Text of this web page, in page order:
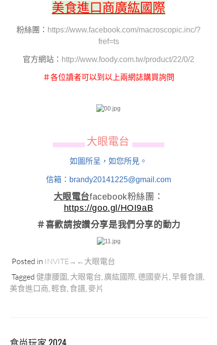
美食進口商廣紘國際
粉絲團： https://www.facebook.com/macroscopic.inc/?
fref=ts
官方網站： http://www.foody.com.tw/product/22/0/2
＃各位讀者可以到以上兩網誌購買詢問
▄▄▄▄▄▄ 大眼電台 ▄▄▄▄▄▄
如圖所呈，如您所見。
信箱：brandy20141225@gmail.com
大眼電台facebook粉絲團：
https://goo.gl/HOI9aB
＃喜歡請按讚分享是我們分享的動力
Posted in INVITE→←大眼電台
Tagged 健康腰圍 大眼電台 廣紘國際 德國麥片 早餐食譜
美食進口商 輕食 食譜 麥片
食尚玩家 2024